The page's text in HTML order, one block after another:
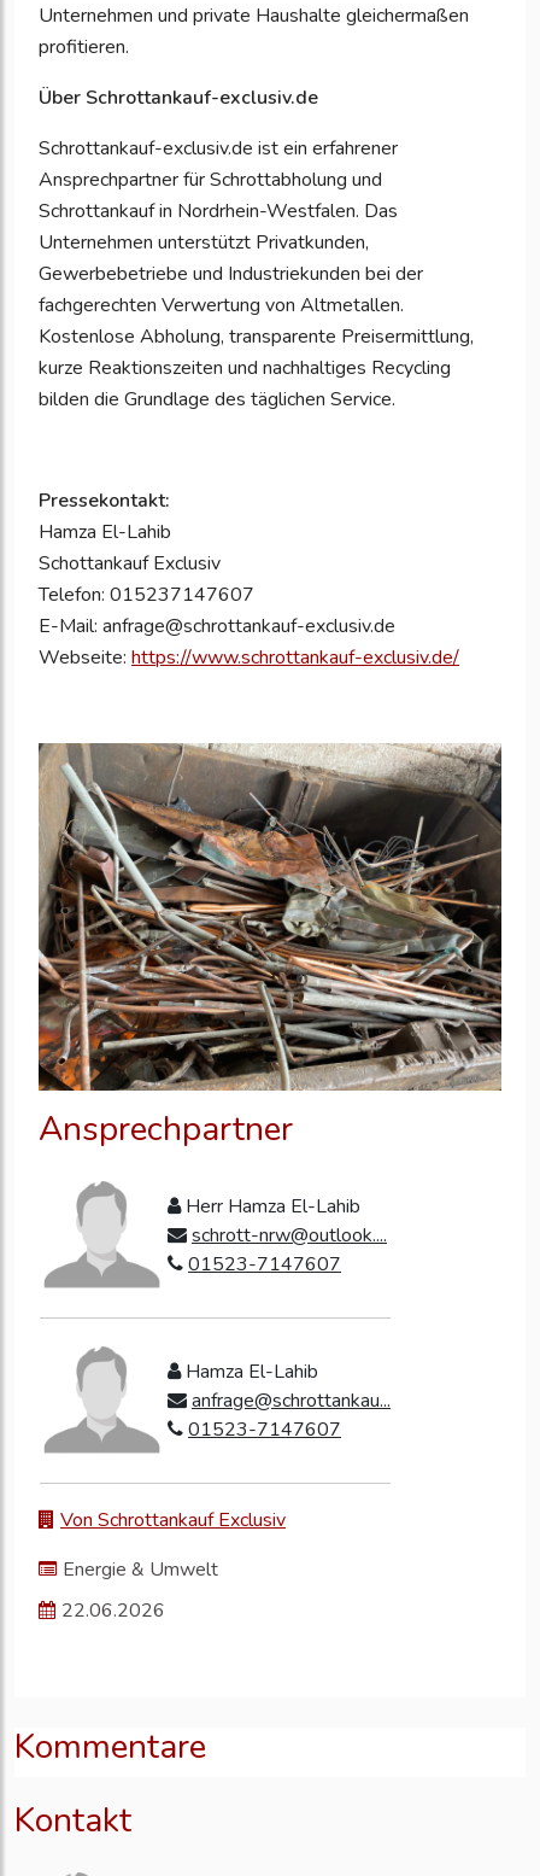
Unternehmen und private Haushalte gleichermaßen
profitieren.
Über Schrottankauf-exclusiv.de
Schrottankauf-exclusiv.de ist ein erfahrener
Ansprechpartner für Schrottabholung und
Schrottankauf in Nordrhein-Westfalen. Das
Unternehmen unterstützt Privatkunden,
Gewerbebetriebe und Industriekunden bei der
fachgerechten Verwertung von Altmetallen.
Kostenlose Abholung, transparente Preisermittlung,
kurze Reaktionszeiten und nachhaltiges Recycling
bilden die Grundlage des täglichen Service.
Pressekontakt:
Hamza El-Lahib
Schottankauf Exclusiv
Telefon: 015237147607
E-Mail: anfrage@schrottankauf-exclusiv.de
Webseite: https://www.schrottankauf-exclusiv.de/
Ansprechpartner
Herr Hamza El-Lahib
schrott-nrw@outlook....
01523-7147607
Hamza El-Lahib
anfrage@schrottankau...
01523-7147607
Von Schrottankauf Exclusiv
Energie & Umwelt
22.06.2026
Kommentare
Kontakt